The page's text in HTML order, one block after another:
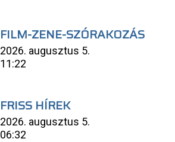
FILM-ZENE-SZÓRAKOZÁS
2026. augusztus 5.
11:22
FRISS HÍREK
2026. augusztus 5.
06:32